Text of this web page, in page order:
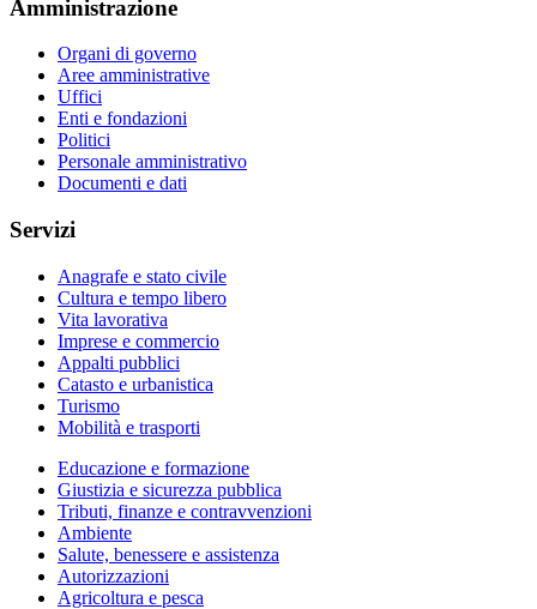
Amministrazione
Organi di governo
Aree amministrative
Uffici
Enti e fondazioni
Politici
Personale amministrativo
Documenti e dati
Servizi
Anagrafe e stato civile
Cultura e tempo libero
Vita lavorativa
Imprese e commercio
Appalti pubblici
Catasto e urbanistica
Turismo
Mobilità e trasporti
Educazione e formazione
Giustizia e sicurezza pubblica
Tributi, finanze e contravvenzioni
Ambiente
Salute, benessere e assistenza
Autorizzazioni
Agricoltura e pesca